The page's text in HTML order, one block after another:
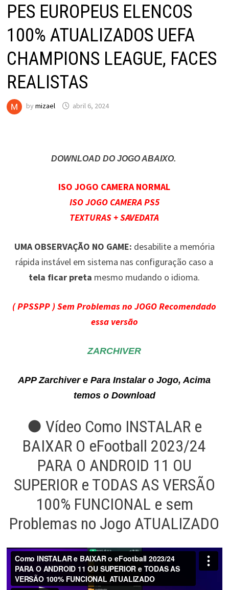
PES EUROPEUS ELENCOS
100% ATUALIZADOS UEFA
CHAMPIONS LEAGUE, FACES
REALISTAS
by mizael abril 6, 2024
DOWNLOAD DO JOGO ABAIXO.
ISO JOGO CAMERA NORMAL
ISO JOGO CAMERA PS5
TEXTURAS + SAVEDATA
UMA OBSERVAÇÃO NO GAME: desabilite a memória
rápida instável em sistema nas configuração caso a
tela ficar preta mesmo mudando o idioma.
( PPSSPP ) Sem Problemas no JOGO Recomendado
essa versão
ZARCHIVER
APP Zarchiver e Para Instalar o Jogo, Acima
temos o Download
● Vídeo Como INSTALAR e
BAIXAR O eFootball 2023/24
PARA O ANDROID 11 OU
SUPERIOR e TODAS AS VERSÃO
100% FUNCIONAL e sem
Problemas no Jogo ATUALIZADO